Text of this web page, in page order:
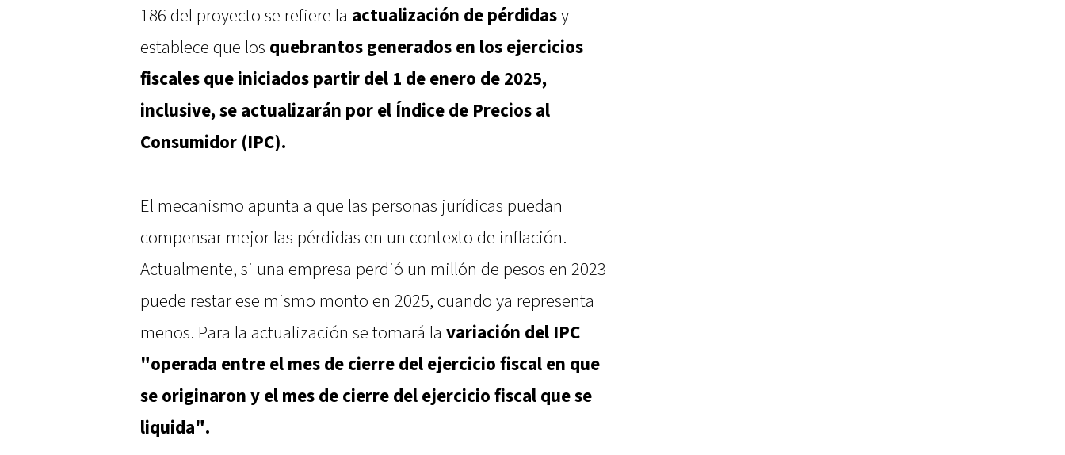
186 del proyecto se refiere la actualización de pérdidasy
establece que los quebrantos generados en los ejercicios
fiscales que iniciados partir del 1 de enero de 2025,
inclusive, se actualizarán por el Índice de Precios al
Consumidor (IPC).
El mecanismo apunta a que las personas jurídicas puedan
compensar mejor las pérdidas en un contexto de inflación.
Actualmente, si una empresa perdió un millón de pesos en 2023
puede restar ese mismo monto en 2025, cuando ya representa
menos. Para la actualización se tomará la variación del IPC
"operada entre el mes de cierre del ejercicio fiscal en que
se originaron y el mes de cierre del ejercicio fiscal que se
liquida".